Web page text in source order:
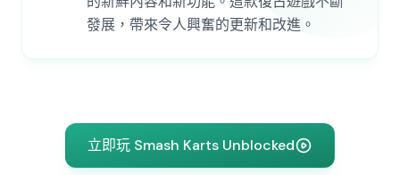
發展，帶來令人興奮的更新和改進。
立即玩 Smash Karts Unblocked